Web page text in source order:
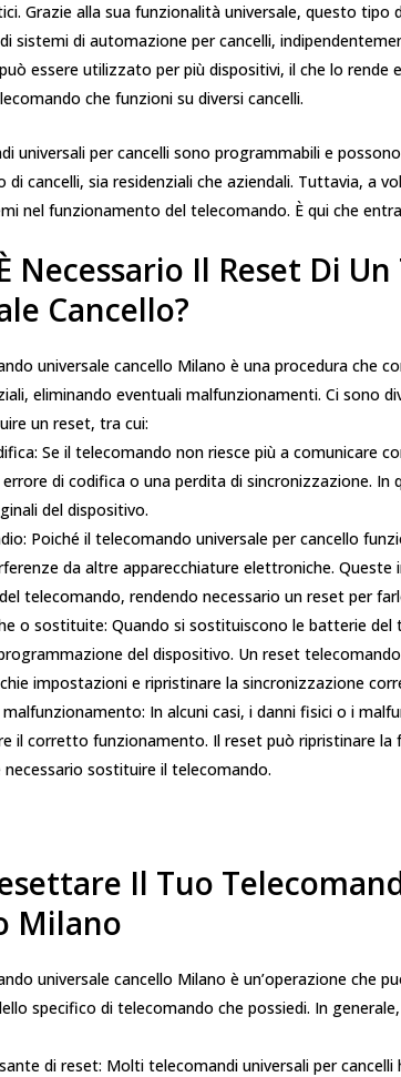
Grazie alla sua funzionalità universale, questo
sistemi di automazione per cancelli,
essere utilizzato per più dispositivi, il che lo rende
che funzioni su diversi cancelli.
universali per cancelli sono programmabili e
cancelli, sia residenziali che aziendali. Tuttavia, a
nel funzionamento del telecomando. È qui che
Necessario Il Reset Di
Cancello?
universale cancello Milano è una procedura che
eliminando eventuali malfunzionamenti. Ci sono
un reset, tra cui:
Se il telecomando non riesce più a comunicare
di codifica o una perdita di sincronizzazione. In
del dispositivo.
Poiché il telecomando universale per cancello
da altre apparecchiature elettroniche. Queste
telecomando, rendendo necessario un reset per
o sostituite: Quando si sostituiscono le batterie
del dispositivo. Un reset
impostazioni e ripristinare la sincronizzazione
In alcuni casi, i danni fisici o i
il corretto funzionamento. Il reset può ripristinare la
sostituire il telecomando.
Il Tuo
Milano
universale cancello Milano è un’operazione che
specifico di telecomando che possiedi. In
di reset: Molti telecomandi universali per